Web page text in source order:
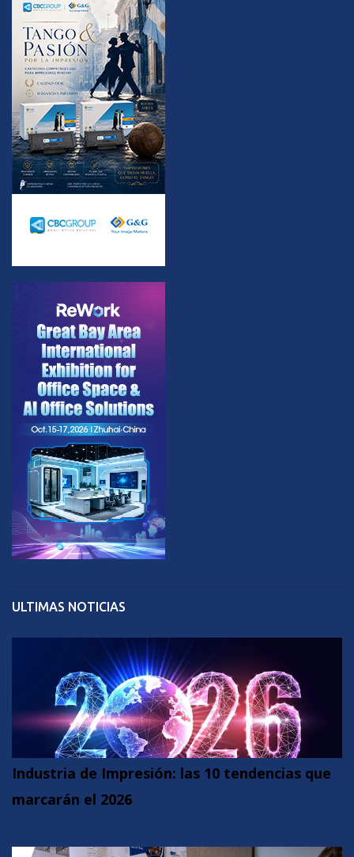
ULTIMAS NOTICIAS
Industria de Impresión: las 10 tendencias que
marcarán el 2026